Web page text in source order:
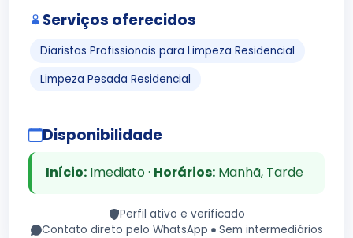
Serviços oferecidos
Diaristas Profissionais para Limpeza Residencial
Limpeza Pesada Residencial
Disponibilidade
Início:Imediato · Horários:Manhã, Tarde
Perfil ativo e verificado
Contato direto pelo WhatsApp
Sem intermediários